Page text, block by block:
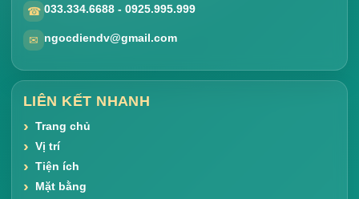
☎ 033.334.6688 - 0925.995.999
✉ ngocdiendv@gmail.com
LIÊN KẾT NHANH
Trang chủ
Vị trí
Tiện ích
Mặt bằng